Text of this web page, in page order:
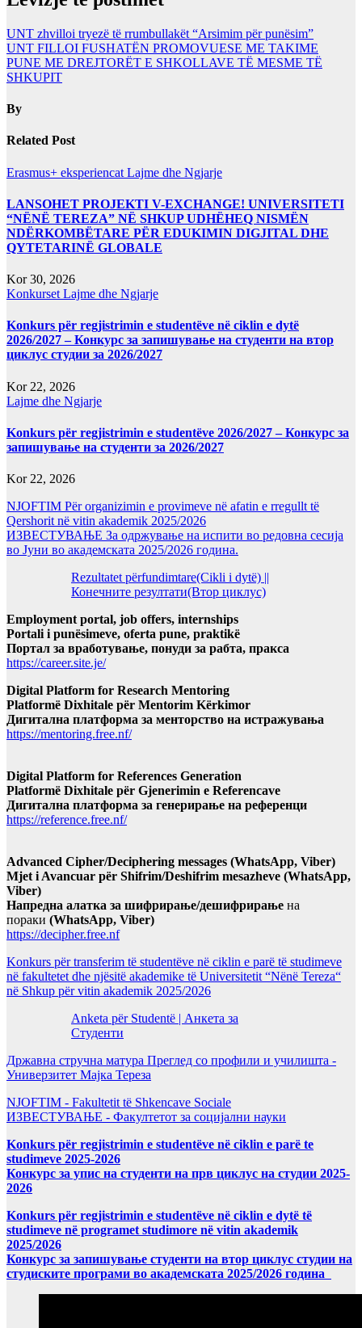
UNT zhvilloi tryezë të rrumbullakët “Arsimim për punësim”
UNT FILLOI FUSHATËN PROMOVUESE ME TAKIME
PUNE ME DREJTORËT E SHKOLLAVE TË MESME TË
SHKUPIT
By
Related Post
Erasmus+ eksperiencat Lajme dhe Ngjarje
LANSOHET PROJEKTI V-EXCHANGE! UNIVERSITETI
“NËNË TEREZA” NË SHKUP UDHËHEQ NISMËN
NDËRKOMBËTARE PËR EDUKIMIN DIGJITAL DHE
QYTETARINË GLOBALE
Kor 30, 2026
Konkurset Lajme dhe Ngjarje
Konkurs për regjistrimin e studentëve në ciklin e dytë
2026/2027 – Конкурс за запишување на студенти на втор
циклус студии за 2026/2027
Kor 22, 2026
Lajme dhe Ngjarje
Konkurs për regjistrimin e studentëve 2026/2027 – Конкурс за
запишување на студенти за 2026/2027
Kor 22, 2026
NJOFTIM Për organizimin e provimeve në afatin e rregullt të
Qershorit në vitin akademik 2025/2026
ИЗВЕСТУВАЊЕ За одржување на испити во редовна сесија
во Јуни во академската 2025/2026 година.
Rezultatet përfundimtare(Cikli i dytë) ||
Конечните резултати(Втор циклус)
Employment portal, job offers, internships
Portali i punësimeve, oferta pune, praktikë
Портал за вработување, понуди за рабта, пракса
https://career.site.je/
Digital Platform for Research Mentoring
Platformë Dixhitale për Mentorim Kërkimor
Дигитална платформа за менторство на истражувања
https://mentoring.free.nf/
Digital Platform for References Generation
Platformë Dixhitale për Gjenerimin e Referencave
Дигитална платформа за генерирање на референци
https://reference.free.nf/
Advanced Cipher/Deciphering messages (WhatsApp, Viber)
Mjet i Avancuar për Shifrim/Deshifrim mesazheve (WhatsApp,
Viber)
Напредна алатка за шифрирање/дешифрирање на
пораки (WhatsApp, Viber)
https://decipher.free.nf
Konkurs për transferim të studentëve në ciklin e parë të studimeve
në fakultetet dhe njësitë akademike të Universitetit “Nënë Tereza“
në Shkup për vitin akademik 2025/2026
Anketa për Studentë | Анкета за
Студенти
Државна стручна матура Преглед со профили и училишта -
Универзитет Мајка Тереза
NJOFTIM - Fakultetit të Shkencave Sociale
ИЗВЕСТУВАЊЕ - Факултетот за социјални науки
Konkurs për regjistrimin e studentëve në ciklin e parë te
studimeve 2025-2026
Конкурс за упис на студенти на прв циклус на студии 2025-
2026
Konkurs për regjistrimin e studentëve në ciklin e dytë të
studimeve në programet studimore në vitin akademik
2025/2026
Конкурс за запишување студенти на втор циклус студии на
студиските програми во академската 2025/2026 година